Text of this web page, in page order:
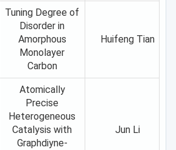
Tuning Degree of
Disorder in
Amorphous
Monolayer
Carbon
Huifeng Tian
Atomically
Precise
Heterogeneous
Catalysis with
Graphdiyne-
Jun Li